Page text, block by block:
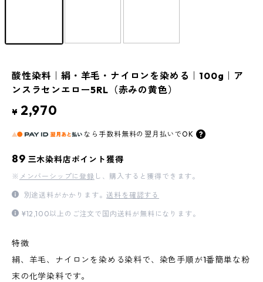
酸性染料｜絹・羊毛・ナイロンを染める｜100g｜ア
ンスラセンエロー5RL（赤みの黄色）
¥ 2,970
なら 手数料無料の 翌月払いでOK
89 三木染料店ポイント獲得
※ メンバーシップに登録 し、購入すると獲得できます。
別途送料がかかります。送料を確認する
¥12,100以上のご注文で国内送料が無料になります。
特徴
絹、羊毛、ナイロンを染める染料で、染色手順が1番簡単な粉
末の化学染料です。